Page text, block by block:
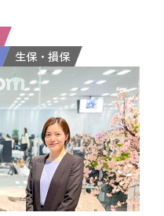
生保・損保